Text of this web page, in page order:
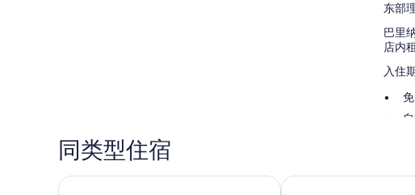
东部
巴里
店内
入住
同类型住宿
快捷酒店 海岸线汽车旅馆